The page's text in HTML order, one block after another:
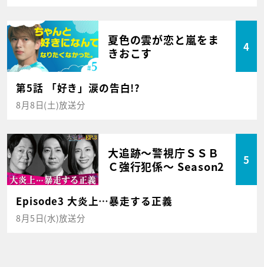
夏色の雲が恋と嵐をま
きおこす
4
第5話 「好き」涙の告白!?
8月8日(土)放送分
大追跡～警視庁ＳＳＢ
Ｃ強行犯係～ Season2
5
Episode3 大炎上…暴走する正義
8月5日(水)放送分